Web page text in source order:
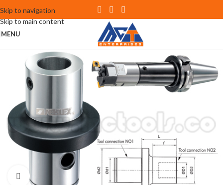
Skip to navigation
Skip to main content
MENU
Click to enlarge